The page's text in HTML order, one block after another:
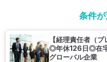
条件
【経理責任者（
◎年休126日◎在
グローバル企業